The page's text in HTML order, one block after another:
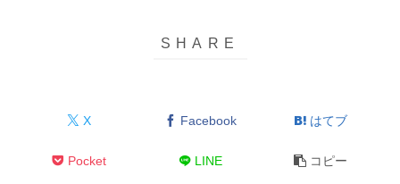
X Facebook はてブ
Pocket LINE コピー